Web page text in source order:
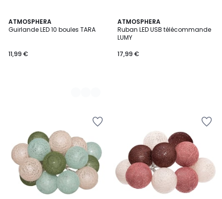
ATMOSPHERA
Guirlande LED 10 boules TARA
11,99 €
3
Couleurs
ATMOSPHERA
Ruban LED USB télécommande
LUMY
17,99 €